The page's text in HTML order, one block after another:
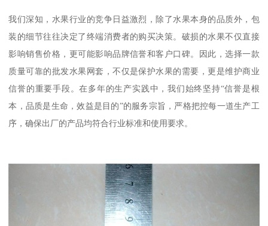
我们深知，水果行业的竞争日益激烈，除了水果本身的品质外，包
装的细节往往决定了终端消费者的购买决策。破损的水果不仅直接
影响销售价格，更可能影响品牌信誉和客户口碑。因此，选择一款
质量可靠的批发水果网套，不仅是保护水果的需要，更是维护商业
信誉的重要手段。在多年的生产实践中，我们始终坚持“信誉是根
本，品质是生命，效益是目的”的服务宗旨，严格把控每一道生产工
序，确保出厂的产品均符合行业标准和使用要求。